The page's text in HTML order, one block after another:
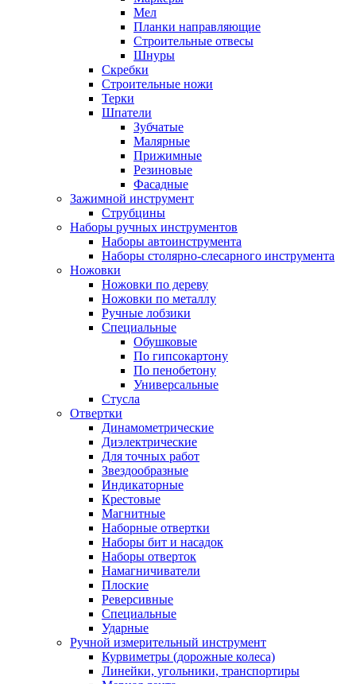
Мел
Планки направляющие
Строительные отвесы
Шнуры
Скребки
Строительные ножи
Терки
Шпатели
Зубчатые
Малярные
Прижимные
Резиновые
Фасадные
Зажимной инструмент
Струбцины
Наборы ручных инструментов
Наборы автоинструмента
Наборы столярно-слесарного инструмента
Ножовки
Ножовки по дереву
Ножовки по металлу
Ручные лобзики
Специальные
Обушковые
По гипсокартону
По пенобетону
Универсальные
Стусла
Отвертки
Динамометрические
Диэлектрические
Для точных работ
Звездообразные
Индикаторные
Крестовые
Магнитные
Наборные отвертки
Наборы бит и насадок
Наборы отверток
Намагничиватели
Плоские
Реверсивные
Специальные
Ударные
Ручной измерительный инструмент
Курвиметры (дорожные колеса)
Линейки, угольники, транспортиры